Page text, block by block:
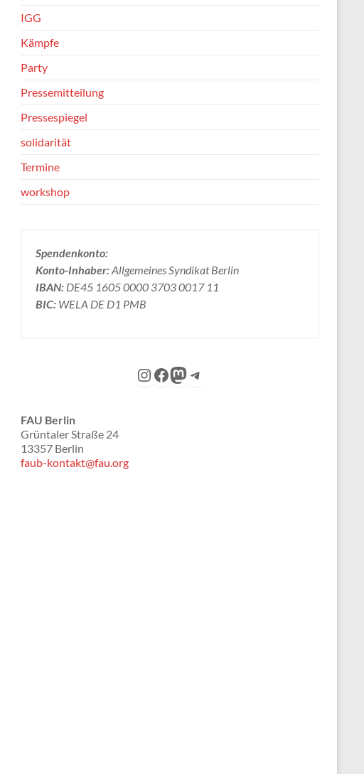
IGG
Kämpfe
Party
Pressemitteilung
Pressespiegel
solidarität
Termine
workshop
Spendenkonto:
Konto-Inhaber:Allgemeines Syndikat Berlin
IBAN: DE45 1605 0000 3703 0017 11
BIC: WELA DE D1 PMB
Instagram
Facebook
Mastodon
Telegram
FAU Berlin
Grüntaler Straße 24
13357 Berlin
faub-kontakt@fau.org